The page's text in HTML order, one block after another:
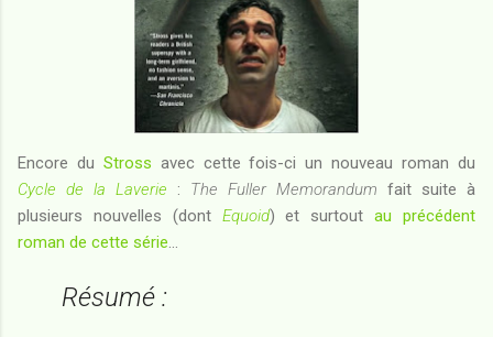
Encore du Stross avec cette fois-ci un nouveau roman du
Cycle de la Laverie : The Fuller Memorandum fait suite à
plusieurs nouvelles (dont Equoid) et surtoutau précédent
roman de cette série...
Résumé :